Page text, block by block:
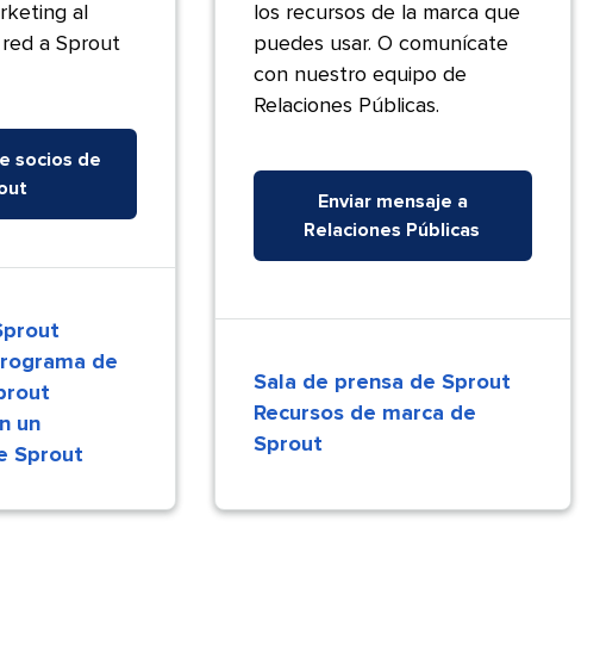
al
a Sprout
socios de
de
un
Sprout​​
los recursos de la marca que
puedes usar. O comunícate
con nuestro equipo de
Relaciones Públicas.​​
Enviar mensaje a
Relaciones Públicas​​
Sala de prensa de Sprout​​
Recursos de marca de
Sprout​​